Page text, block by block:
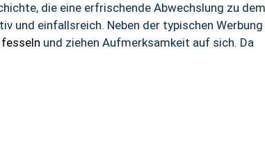
die eine erfrischende Abwechslung zu dem
und einfallsreich. Neben der typischen Werbung
und ziehen Aufmerksamkeit auf sich. Da